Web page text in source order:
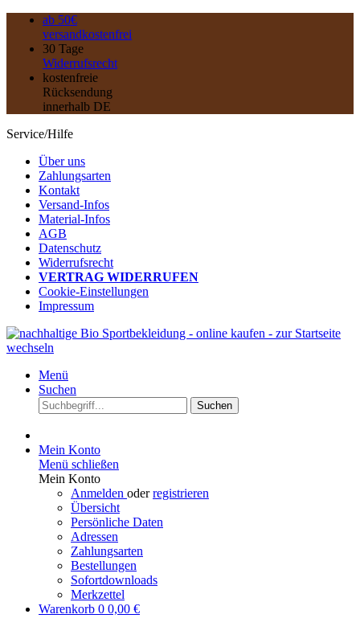
ab 50€
versandkostenfrei
30 Tage
Widerrufsrecht
kostenfreie
Rücksendung
innerhalb DE
Service/Hilfe
Über uns
Zahlungsarten
Kontakt
Versand-Infos
Material-Infos
AGB
Datenschutz
Widerrufsrecht
VERTRAG WIDERRUFEN
Cookie-Einstellungen
Impressum
Menü
Suchen
Suchen
Mein Konto
Menü schließen
Mein Konto
Anmelden oderregistrieren
Übersicht
Persönliche Daten
Adressen
Zahlungsarten
Bestellungen
Sofortdownloads
Merkzettel
Warenkorb 0 0,00 €